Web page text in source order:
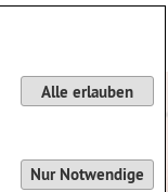
Alle erlauben
Nur Notwendige